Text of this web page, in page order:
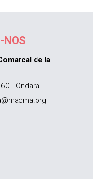
NOS
de la
- Ondara